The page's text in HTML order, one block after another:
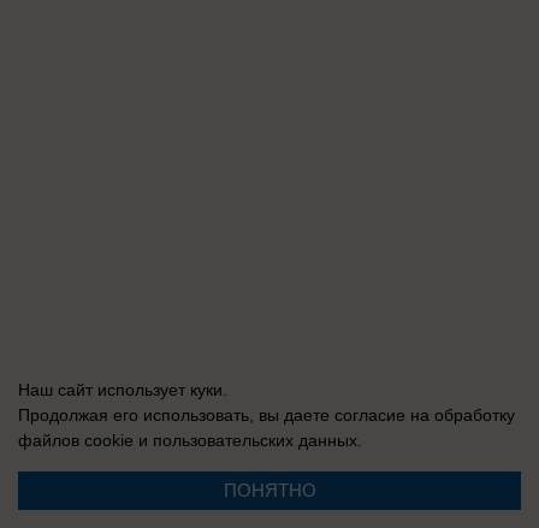
Наш сайт использует куки.
Продолжая его использовать, вы даете согласие на обработку
файлов cookie и пользовательских данных.
ПОНЯТНО